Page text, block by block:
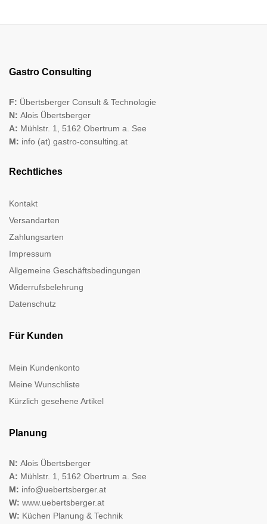
Gastro Consulting
F: Übertsberger Consult & Technologie
N: Alois Übertsberger
A: Mühlstr. 1, 5162 Obertrum a. See
M: info (at) gastro-consulting.at
Rechtliches
Kontakt
Versandarten
Zahlungsarten
Impressum
Allgemeine Geschäftsbedingungen
Widerrufsbelehrung
Datenschutz
Für Kunden
Mein Kundenkonto
Meine Wunschliste
Kürzlich gesehene Artikel
Planung
N: Alois Übertsberger
A: Mühlstr. 1, 5162 Obertrum a. See
M: info@uebertsberger.at
W: www.uebertsberger.at
W: Küchen Planung & Technik